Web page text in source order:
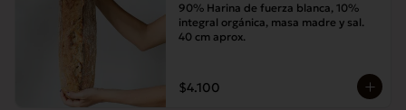
90% Harina de fuerza blanca, 10%
integral orgánica, masa madre y sal.
40 cm aprox.
$4.100